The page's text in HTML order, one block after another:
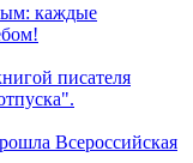
каждые
писателя
Всероссийская